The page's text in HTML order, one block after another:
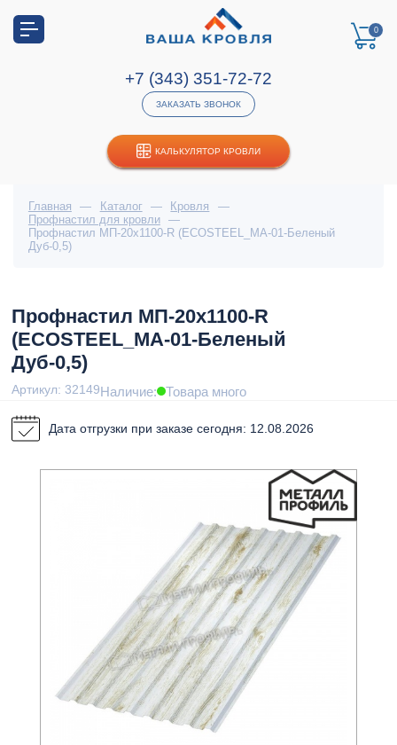
КАЛЬКУЛЯТОР КРОВЛИ
0
+7 (343) 351-72-72
ЗАКАЗАТЬ ЗВОНОК
Главная — Каталог — Кровля
—
Профнастил для кровли
—
Профнастил МП-20x1100-R (ECOSTEEL_MA-01-Беленый
Дуб-0,5)
Профнастил МП-20x1100-R
(ECOSTEEL_MA-01-Беленый
Дуб-0,5)
Артикул: 32149Наличие: Товара много
Дата отгрузки при заказе сегодня: 12.08.2026